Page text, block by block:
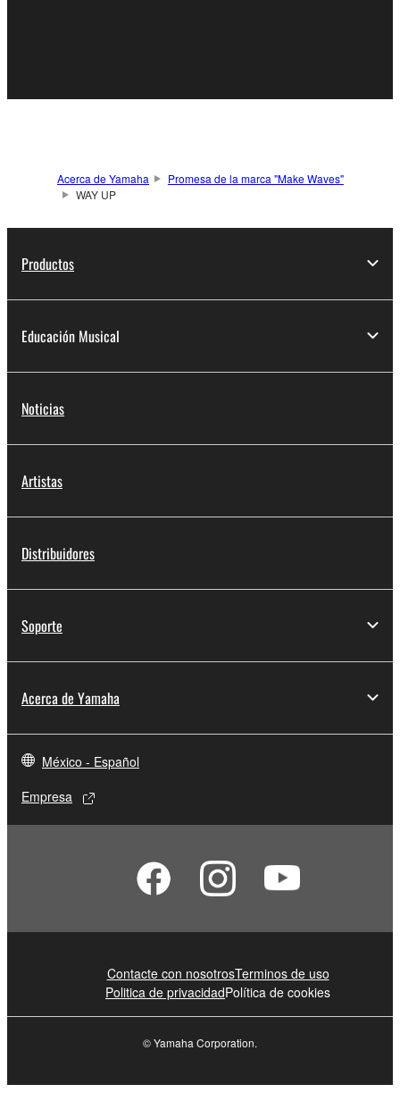
Acerca de Yamaha
Promesa de la marca "Make Waves"
WAY UP
Productos
Educación Musical
Noticias
Artistas
Distribuidores
Soporte
Acerca de Yamaha
México - Español
Empresa
Contacte con nosotrosTerminos de uso
Politica de privacidadPolítica de cookies
© Yamaha Corporation.